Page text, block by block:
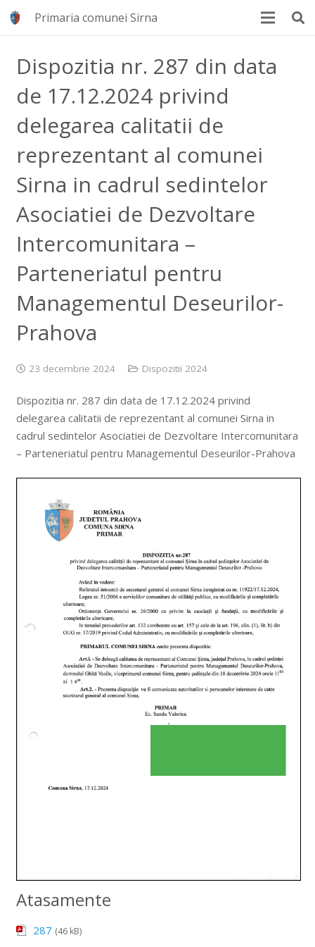
Primaria comunei Sirna
Dispozitia nr. 287 din data
de 17.12.2024 privind
delegarea calitatii de
reprezentant al comunei
Sirna in cadrul sedintelor
Asociatiei de Dezvoltare
Intercomunitara –
Parteneriatul pentru
Managementul Deseurilor-
Prahova
23 decembrie 2024 Dispozitii 2024
Dispozitia nr. 287 din data de 17.12.2024 privind
delegarea calitatii de reprezentant al comunei Sirna in
cadrul sedintelor Asociatiei de Dezvoltare Intercomunitara
– Parteneriatul pentru Managementul Deseurilor-Prahova
Atasamente
287 (46 kB)